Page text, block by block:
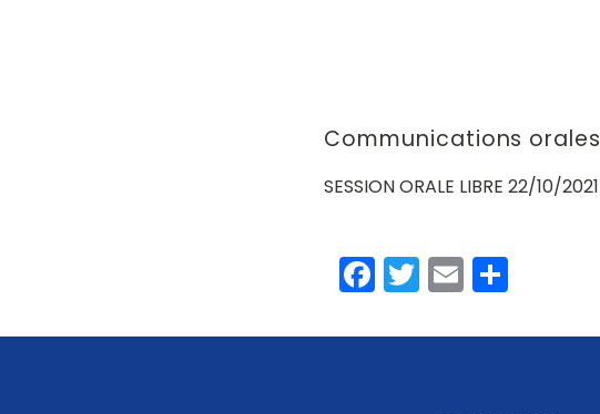
Communications orales
SESSION ORALE LIBRE 22/10/2021
Facebook
Twitter
Email